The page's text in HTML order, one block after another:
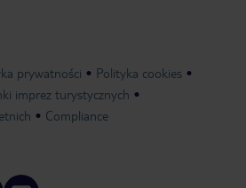
prywatności
Polityka cookies
imprez turystycznych
Compliance